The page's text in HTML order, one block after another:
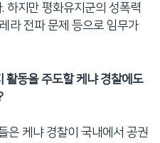
하지만 평화유지군의 성폭력
라 전파 문제 등으로 임무가
활동을 주도할 케냐 경찰에도
은 케냐 경찰이 국내에서 공권